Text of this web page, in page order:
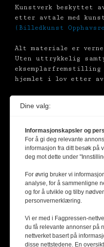
Kunstverk beskyttet
etter avtale med
(Billedkunst
Alt materiale er
Uten uttrykkelig
hjemlet i lov etter
Dine valg:
Informasjonskapsler og
For å gi deg relevante
informasjon fra ditt besøk på
deg mot dette under
For øvrig bruker vi
analyse, for å sammenligne
og for å utvikle og tilby
personvernerklæring.
Vi er med i Fagpressen-
du få relevante annonser på
nettverket basert på
disse nettstedene. En